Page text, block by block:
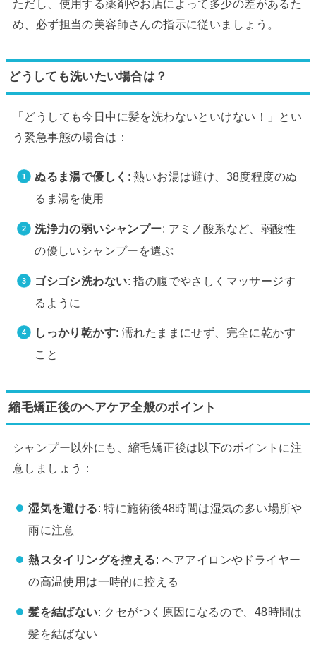
ただし、使用する薬剤やお店によって多少の差があるた
め、必ず担当の美容師さんの指示に従いましょう。
どうしても洗いたい場合は？
「どうしても今日中に髪を洗わないといけない！」とい
う緊急事態の場合は：
ぬるま湯で優しく : 熱いお湯は避け、38度程度のぬ
るま湯を使用
洗浄力の弱いシャンプー: アミノ酸系など、弱酸性
の優しいシャンプーを選ぶ
ゴシゴシ洗わない: 指の腹でやさしくマッサージす
るように
しっかり乾かす: 濡れたままにせず、完全に乾かす
こと
縮毛矯正後のヘアケア全般のポイント
シャンプー以外にも、縮毛矯正後は以下のポイントに注
意しましょう：
湿気を避ける: 特に施術後48時間は湿気の多い場所や
雨に注意
熱スタイリングを控える: ヘアアイロンやドライヤー
の高温使用は一時的に控える
髪を結ばない: クセがつく原因になるので、48時間は
髪を結ばない